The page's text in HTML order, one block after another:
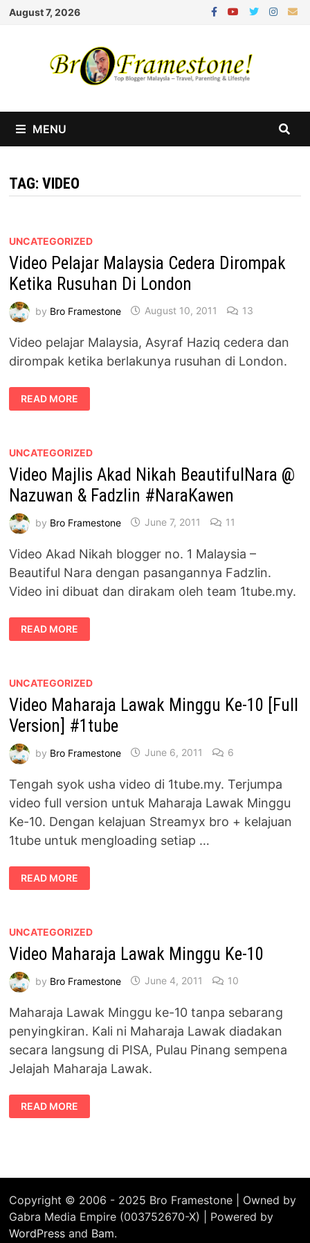
Skip
August 7, 2026
MENU
TAG:VIDEO
UNCATEGORIZED
Video Pelajar Malaysia Cedera Dirompak
Ketika Rusuhan Di London
by Bro Framestone August 10, 2011 13
Video pelajar Malaysia, Asyraf Haziq cedera dan
dirompak ketika berlakunya rusuhan di London.
VIDEO
PELAJAR
MALAYSIA
RUSUHAN
LONDON
READ MORE
UNCATEGORIZED
Video Majlis Akad Nikah BeautifulNara @
Nazuwan & Fadzlin #NaraKawen
by Bro Framestone June 7, 2011 11
Video Akad Nikah blogger no. 1 Malaysia –
Beautiful Nara dengan pasangannya Fadzlin.
Video ini dibuat dan dirakam oleh team 1tube.my.
VIDEO
MAJLIS
AKAD
NAZUWAN
FADZLIN
#NARAKAWEN
READ MORE
UNCATEGORIZED
Video Maharaja Lawak Minggu Ke-10 [Full
Version] #1tube
by Bro Framestone June 6, 2011 6
Tengah syok usha video di 1tube.my. Terjumpa
video full version untuk Maharaja Lawak Minggu
Ke-10. Dengan kelajuan Streamyx bro + kelajuan
1tube untuk mengloading setiap …
VIDEO
MAHARAJA
LAWAK
[FULL
#1TUBE
READ MORE
UNCATEGORIZED
Video Maharaja Lawak Minggu Ke-10
by Bro Framestone June 4, 2011 10
Maharaja Lawak Minggu ke-10 tanpa sebarang
penyingkiran. Kali ni Maharaja Lawak diadakan
secara langsung di PISA, Pulau Pinang sempena
Jelajah Maharaja Lawak.
VIDEO
MAHARAJA
LAWAK
READ MORE
Copyright © 2006 - 2025 Bro Framestone | Owned by
Gabra Media Empire (003752670-X) | Powered by
WordPress and Bam.